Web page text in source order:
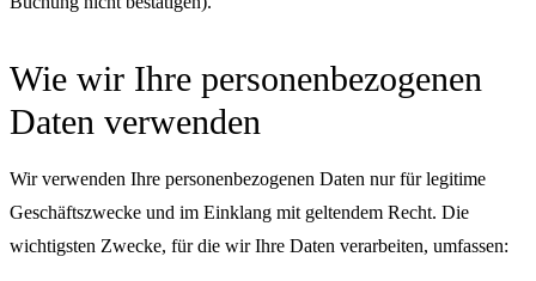
Wie wir Ihre personenbezogenen
Daten verwenden
Wir verwenden Ihre personenbezogenen Daten nur für legitime
Geschäftszwecke und im Einklang mit geltendem Recht. Die
wichtigsten Zwecke, für die wir Ihre Daten verarbeiten, umfassen: